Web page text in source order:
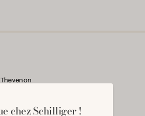
Thevenon
FINITION BORD A BORD (+ZIP)
chez Schilliger !